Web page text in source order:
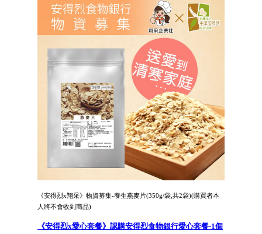
《安得烈x翔采》物資募集-養生燕麥片(350g/袋,共2袋)(購買者本
人將不會收到商品)
《安得烈x愛心套餐》認購安得烈食物銀行愛心套餐-1個